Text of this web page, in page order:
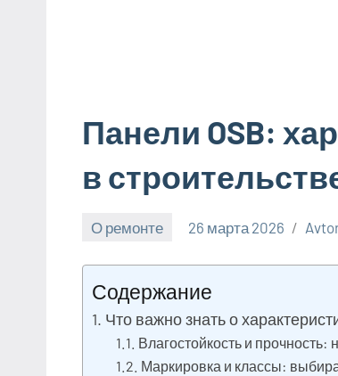
Панели OSB:
в
О ремонте 26 марта 2026
Содержание
Что важно знать о
Влагостойкость и прочность:
Маркировка и классы: